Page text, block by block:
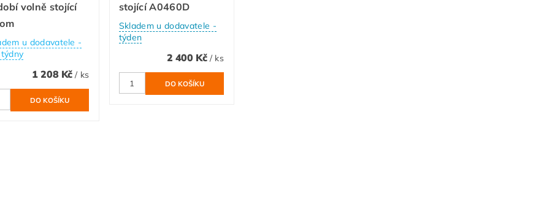
volně stojící
u dodavatele -
1 208 Kč/ ks
stojící A0460D
Skladem u dodavatele -
týden
2 400 Kč / ks